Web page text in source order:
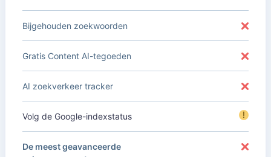
Bijgehouden zoekwoorden
Gratis Content AI-tegoeden
AI zoekverkeer tracker
Volg de Google-indexstatus !
De meest geavanceerde